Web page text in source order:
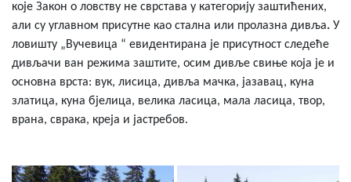
које Закон о ловству не сврстава у категорију заштићених,
али су углавном присутне као стална или пролазна дивља. У
ловишту „Вучевица “ евидентирана је присутност следеће
дивљачи ван режима заштите, осим дивље свиње која је и
основна врста: вук, лисица, дивља мачка, јазавац, куна
златица, куна бјелица, велика ласица, мала ласица, твор,
врана, сврака, креја и јастребов.